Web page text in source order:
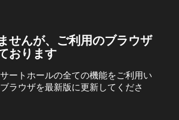
せんが、ご利用のブラウザ
おります
ートホールの全ての機能をご利用い
ラウザを最新版に更新してくださ